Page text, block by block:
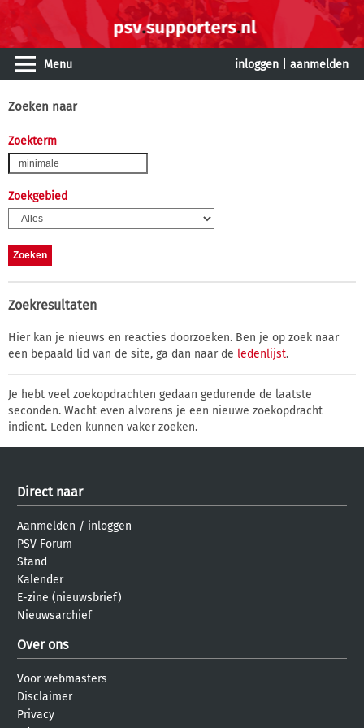
Menu inloggen aanmelden
Zoeken naar
Zoekterm
Zoekgebied
Zoekresultaten
Hier kan je nieuws en reacties doorzoeken. Ben je op zoek naar
een bepaald lid van de site, ga dan naar de ledenlijst.
Je hebt veel zoekopdrachten gedaan gedurende de laatste
seconden. Wacht even alvorens je een nieuwe zoekopdracht
indient. Leden kunnen vaker zoeken.
Direct naar
Aanmelden / inloggen
PSV Forum
Stand
Kalender
E-zine (nieuwsbrief)
Nieuwsarchief
Over ons
Voor webmasters
Disclaimer
Privacy